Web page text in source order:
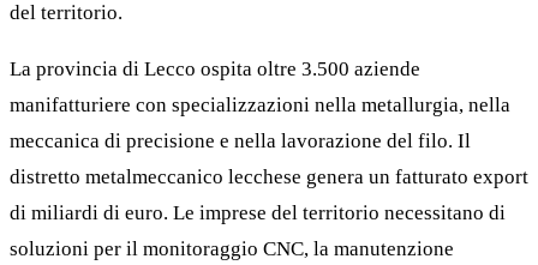
del territorio.
La provincia di Lecco ospita oltre 3.500 aziende
manifatturiere con specializzazioni nella metallurgia, nella
meccanica di precisione e nella lavorazione del filo. Il
distretto metalmeccanico lecchese genera un fatturato export
di miliardi di euro. Le imprese del territorio necessitano di
soluzioni per il monitoraggio CNC, la manutenzione